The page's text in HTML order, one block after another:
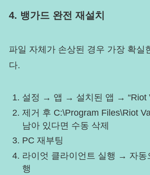
4. 뱅가드 완전 재설치
파일 자체가 손상된 경우 가장 확실
다.
설정 → 앱 → 설치된 앱 → “Riot
제거 후 C:\Program Files\Riot
남아 있다면 수동 삭제
PC 재부팅
라이엇 클라이언트 실행 → 자동
행